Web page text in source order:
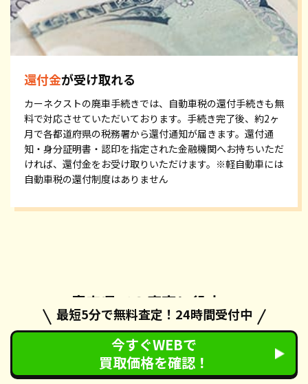
還付金が受け取れる
カーネクストの廃車手続きでは、自動車税の還付手続きも無
料で対応させていただいております。手続き完了後、約2ヶ
月で各都道府県の税務署から還付通知が届きます。還付通
知・身分証明書・認印を指定された金融機関へお持ちいただ
ければ、還付金をお受け取りいただけます。※軽自動車には
自動車税の還付制度はありません
青森県での廃車に役立つ
コラム集
最短5分で無料査定！24時間受付中
今すぐWEBで
買取価格を確認！